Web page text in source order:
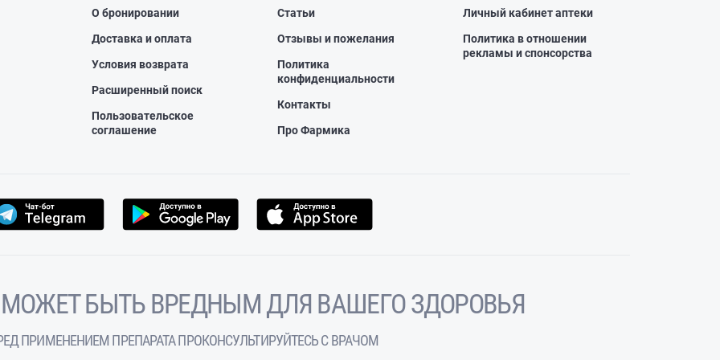
О бронировании
Доставка и оплата
Условия возврата
Расширенный поиск
Пользовательское
соглашение
Статьи
Отзывы и пожелания
Политика
конфиденциальности
Контакты
Про Фармика
Личный кабинет аптеки
Политика в отношении
рекламы и спонсорства
БЫТЬ ВРЕДНЫМ ДЛЯ ВАШЕГО ЗДОРОВЬЯ
ПРИМЕНЕНИЕМ ПРЕПАРАТА ПРОКОНСУЛЬТИРУЙТЕСЬ С ВРАЧОМ